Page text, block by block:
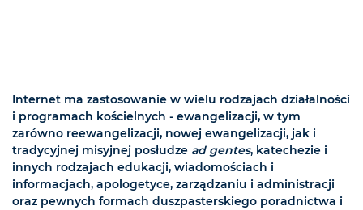
Internet ma zastosowanie w wielu rodzajach działalności
i programach kościelnych - ewangelizacji, w tym
zarówno reewangelizacji, nowej ewangelizacji, jak i
tradycyjnej misyjnej posłudze ad gentes, katechezie i
innych rodzajach edukacji, wiadomościach i
informacjach, apologetyce, zarządzaniu i administracji
oraz pewnych formach duszpasterskiego poradnictwa i